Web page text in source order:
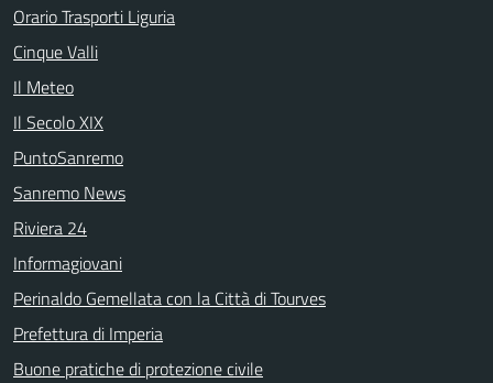
Orario Trasporti Liguria
Cinque Valli
Il Meteo
Il Secolo XIX
PuntoSanremo
Sanremo News
Riviera 24
Informagiovani
Perinaldo Gemellata con la Città di Tourves
Prefettura di Imperia
Buone pratiche di protezione civile